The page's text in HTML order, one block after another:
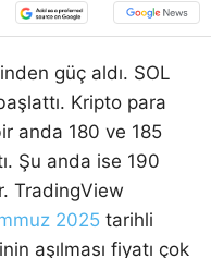
güç aldı. SOL
Kripto para
anda 180 ve 185
Şu anda ise 190
TradingView
2025 tarihli
aşılması fiyatı çok